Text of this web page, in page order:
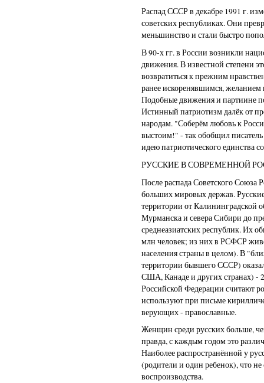
Распад СССР в декабре 1991 г.
советских республиках. Они
меньшинство и стали быстро
В 90-х гг. в России возникли
движения. В известной степени
возвратиться к прежним
ранее искоренявшимся, желанием
Подобные движения и партиине
Истинный патриотизм далёк от
народам. "Соберём любовь к
выстоим!" - так обобщил
идею патриотического единства
РУССКИЕ В СОВРЕМЕННОЙ
После распада Советского Союза
больших мировых держав.
территории от Калининградской
Мурманска и севера Сибири до
среднеазиатских республик. Их
млн человек; из них в РСФСР
населения страны в целом). В
территории бывшего СССР)
США, Канаде и других странах) -
Российской Федерации считают
используют при письме
верующих - православные.
Женщин среди русских больше,
правда, с каждым годом это
Наиболее распространённой у
(родители и один ребенок), что
воспроизводства.